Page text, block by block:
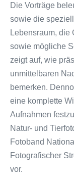
Die Vorträge
sowie die
Lebensraum, die
sowie mögliche
zeigt auf, wie
unmittelbaren
bemerken.
eine komplette
Aufnahmen
Natur- und
Fotoband
Fotografischer
vor.